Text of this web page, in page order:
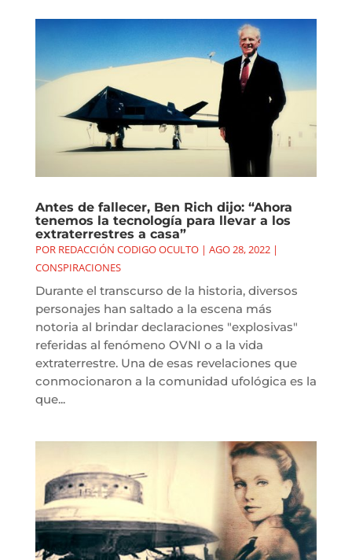
Antes de fallecer, Ben Rich dijo: “Ahora
tenemos la tecnología para llevar a los
extraterrestres a casa”
POR REDACCIÓN CODIGO OCULTO| AGO 28, 2022|
CONSPIRACIONES
Durante el transcurso de la historia, diversos
personajes han saltado a la escena más
notoria al brindar declaraciones "explosivas"
referidas al fenómeno OVNI o a la vida
extraterrestre. Una de esas revelaciones que
conmocionaron a la comunidad ufológica es la
que...